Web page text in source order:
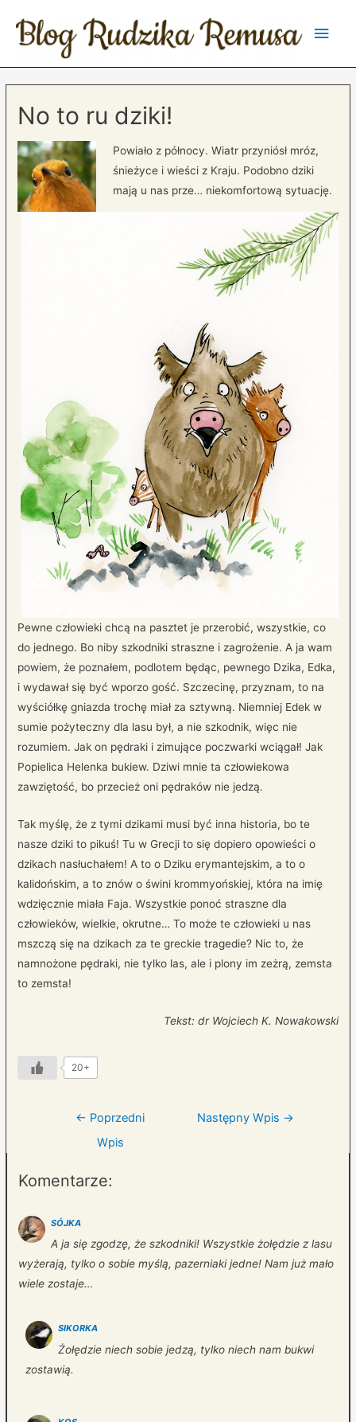
Main
No to ru dziki!
Powiało z północy. Wiatr przyniósł mróz,
śnieżyce i wieści z Kraju. Podobno dziki
mają u nas prze… niekomfortową sytuację.
Pewne człowieki chcą na pasztet je przerobić, wszystkie, co
do jednego. Bo niby szkodniki straszne i zagrożenie. A ja wam
powiem, że poznałem, podlotem będąc, pewnego Dzika, Edka,
i wydawał się być wporzo gość. Szczecinę, przyznam, to na
wyściółkę gniazda trochę miał za sztywną. Niemniej Edek w
sumie pożyteczny dla lasu był, a nie szkodnik, więc nie
rozumiem. Jak on pędraki i zimujące poczwarki wciągał! Jak
Popielica Helenka bukiew. Dziwi mnie ta człowiekowa
zawziętość, bo przecież oni pędraków nie jedzą.
Tak myślę, że z tymi dzikami musi być inna historia, bo te
nasze dziki to pikuś! Tu w Grecji to się dopiero opowieści o
dzikach nasłuchałem! A to o Dziku erymantejskim, a to o
kalidońskim, a to znów o świni krommyońskiej, która na imię
wdzięcznie miała Faja. Wszystkie ponoć straszne dla
człowieków, wielkie, okrutne… To może te człowieki u nas
mszczą się na dzikach za te greckie tragedie? Nic to, że
namnożone pędraki, nie tylko las, ale i plony im zeżrą, zemsta
to zemsta!
Tekst: dr Wojciech K. Nowakowski
20+
Nawigacja
wpisu
← Poprzedni
Wpis
Następny Wpis →
Komentarze:
SÓJKA
A ja się zgodzę, że szkodniki! Wszystkie żołędzie z lasu
wyżerają, tylko o sobie myślą, pazerniaki jedne! Nam już mało
wiele zostaje…
SIKORKA
Żołędzie niech sobie jedzą, tylko niech nam bukwi
zostawią.